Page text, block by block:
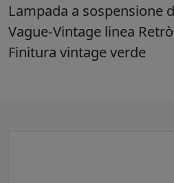
Lampada a sospensione
Vague-Vintage linea
Finitura vintage verde